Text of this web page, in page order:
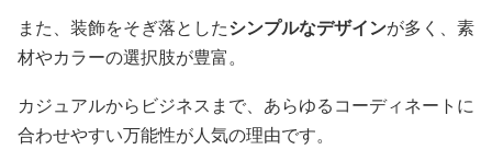
また、装飾をそぎ落としたシンプルなデザインが多く、素
材やカラーの選択肢が豊富。
カジュアルからビジネスまで、あらゆるコーディネートに
合わせやすい万能性が人気の理由です。